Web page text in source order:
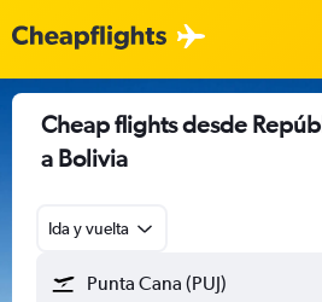
Cheap flights desde
a Bolivia
Ida y vuelta
Punta Cana (PUJ)